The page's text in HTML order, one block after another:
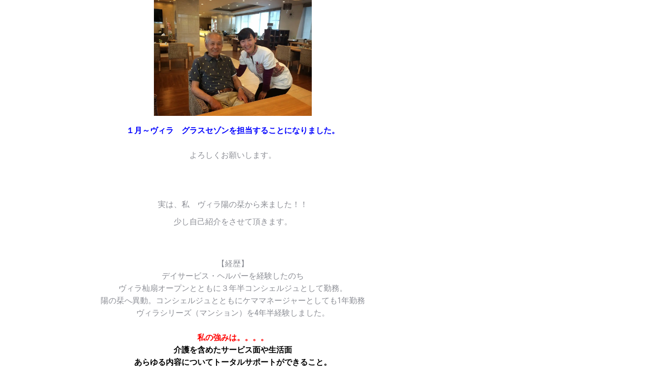
１月～ヴィラ グラスセゾンを担当することになりました。
よろしくお願いします。
実は、私 ヴィラ陽の栞から来ました！！
少し自己紹介をさせて頂きます。
【経歴】
デイサービス・ヘルパーを経験したのち
ヴィラ杣扇オープンとともに３年半コンシェルジュとして勤務。
陽の栞へ異動。コンシェルジュとともにケママネージャーとしても1年勤務
ヴィラシリーズ（マンション）を4年半経験しました。
私の強みは。。。。
介護を含めたサービス面や生活面
あらゆる内容についてトータルサポートができること。